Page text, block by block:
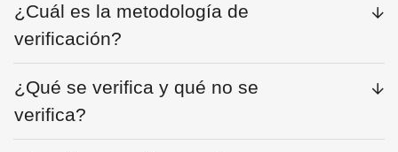
¿Cuál es la metodología de
verificación?
¿Qué se verifica y qué no se
verifica?